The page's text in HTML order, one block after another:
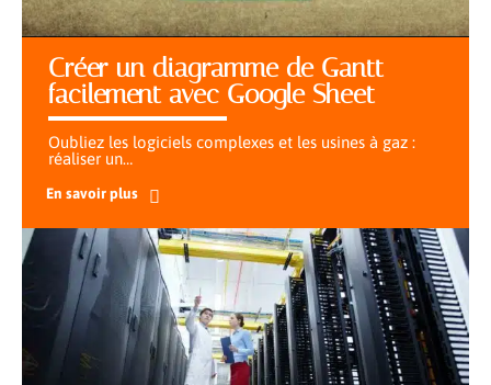
Créer un diagramme de Gantt
facilement avec Google Sheet
Oubliez les logiciels complexes et les usines à gaz :
réaliser un…
En savoir plus